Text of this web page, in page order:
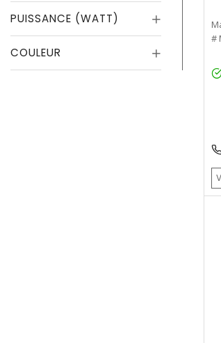
PUISSANCE (WATT)
COULEUR
#